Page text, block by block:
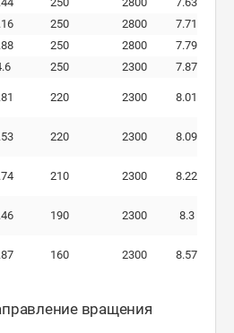
250 2800 7.71
250 2800 7.79
250 2300 7.87
220 2300 8.01
220 2300 8.09
210 2300 8.22
190 2300 8.3
160 2300 8.57
вращения